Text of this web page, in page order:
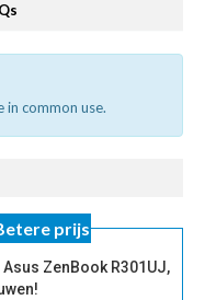
common use.
prijs
ZenBook R301UJ,